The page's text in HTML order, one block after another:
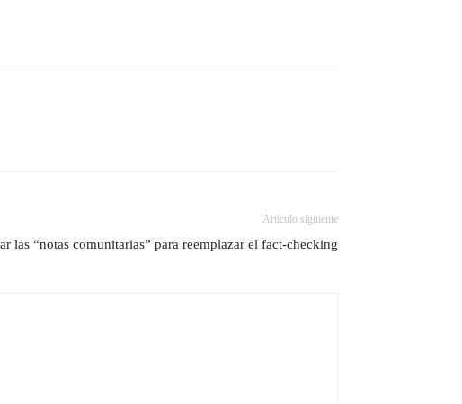
Artículo siguiente
las “notas comunitarias” para reemplazar el fact-checking